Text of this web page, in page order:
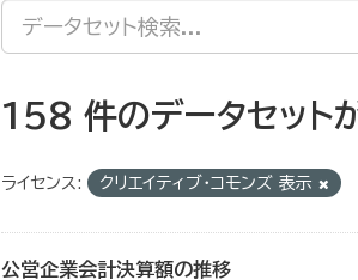
158 件のデータセット
ライセンス: クリエイティブ・コモンズ 表示
公営企業会計決算額の推移